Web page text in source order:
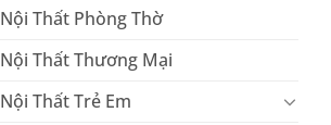
Nội Thất Phòng Thờ
Nội Thất Thương Mại
Nội Thất Trẻ Em